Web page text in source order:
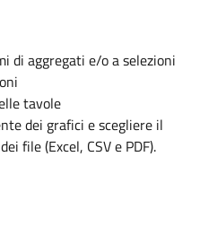
di aggregati e/o a selezioni
tavole
dei grafici e scegliere il
file (Excel, CSV e PDF).